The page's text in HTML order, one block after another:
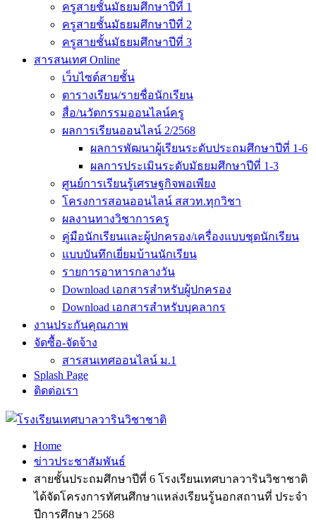
ครูสายชั้นมัธยมศึกษาปีที่ 1
ครูสายชั้นมัธยมศึกษาปีที่ 2
ครูสายชั้นมัธยมศึกษาปีที่ 3
สารสนเทศ Online
เว็บไซต์สายชั้น
ตารางเรียน/รายชื่อนักเรียน
สื่อ/นวัตกรรมออนไลน์ครู
ผลการเรียนออนไลน์ 2/2568
ผลการพัฒนาผู้เรียนระดับประถมศึกษาปีที่ 1-6
ผลการประเมินระดับมัธยมศึกษาปีที่ 1-3
ศูนย์การเรียนรู้เศรษฐกิจพอเพียง
โครงการสอนออนไลน์ สสวท.ทุกวิชา
ผลงานทางวิชาการครู
คู่มือนักเรียนและผู้ปกครอง/เครื่องแบบชุดนักเรียน
แบบบันทึกเยี่ยมบ้านนักเรียน
รายการอาหารกลางวัน
Download เอกสารสำหรับผู้ปกครอง
Download เอกสารสำหรับบุคลากร
งานประกันคุณภาพ
จัดซื้อ-จัดจ้าง
สารสนเทศออนไลน์ ม.1
Splash Page
ติดต่อเรา
Home
ข่าวประชาสัมพันธ์
สายชั้นประถมศึกษาปีที่ 6 โรงเรียนเทศบาลวารินวิชาชาติ
ได้จัดโครงการทัศนศึกษาแหล่งเรียนรู้นอกสถานที่ ประจำ
ปีการศึกษา 2568